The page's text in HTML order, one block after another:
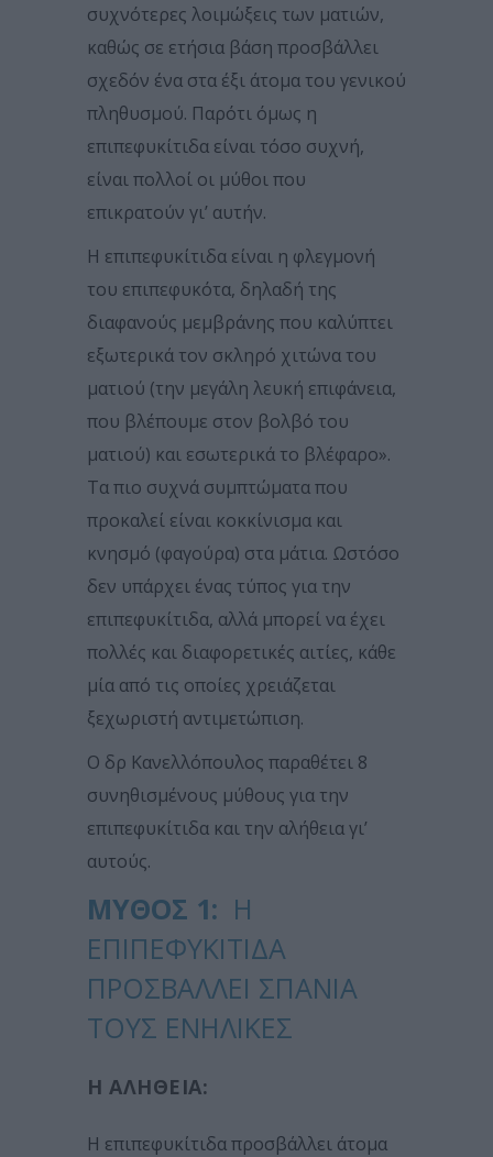
συχνότερες λοιμώξεις των ματιών,
καθώς σε ετήσια βάση προσβάλλει
σχεδόν ένα στα έξι άτομα του γενικού
πληθυσμού. Παρότι όμως η
επιπεφυκίτιδα είναι τόσο συχνή,
είναι πολλοί οι μύθοι που
επικρατούν γι’ αυτήν.
Η επιπεφυκίτιδα είναι η φλεγμονή
του επιπεφυκότα, δηλαδή της
διαφανούς μεμβράνης που καλύπτει
εξωτερικά τον σκληρό χιτώνα του
ματιού (την μεγάλη λευκή επιφάνεια,
που βλέπουμε στον βολβό του
ματιού) και εσωτερικά το βλέφαρο».
Τα πιο συχνά συμπτώματα που
προκαλεί είναι κοκκίνισμα και
κνησμό (φαγούρα) στα μάτια. Ωστόσο
δεν υπάρχει ένας τύπος για την
επιπεφυκίτιδα, αλλά μπορεί να έχει
πολλές και διαφορετικές αιτίες, κάθε
μία από τις οποίες χρειάζεται
ξεχωριστή αντιμετώπιση.
Ο δρ Κανελλόπουλος παραθέτει 8
συνηθισμένους μύθους για την
επιπεφυκίτιδα και την αλήθεια γι’
αυτούς.
ΜΎΘΟΣ 1: Η
ΕΠΙΠΕΦΥΚΊΤΙΔΑ
ΠΡΟΣΒΆΛΛΕΙ ΣΠΆΝΙΑ
ΤΟΥΣ ΕΝΉΛΙΚΕΣ
Η ΑΛΉΘΕΙΑ:
Η επιπεφυκίτιδα προσβάλλει άτομα